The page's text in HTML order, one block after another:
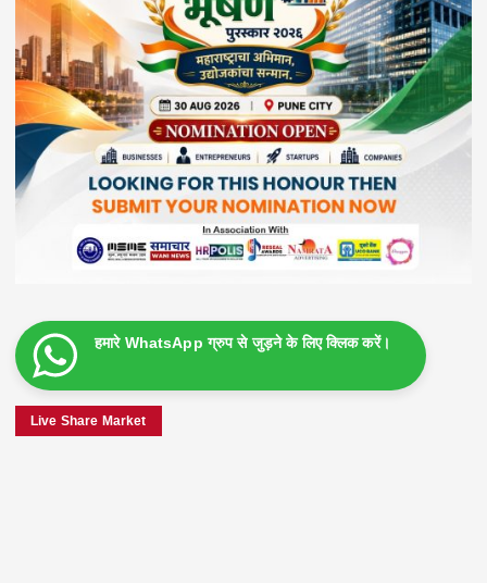
हमारे WhatsApp ग्रुप से जुड़ने के लिए क्लिक करें।
Live Share Market